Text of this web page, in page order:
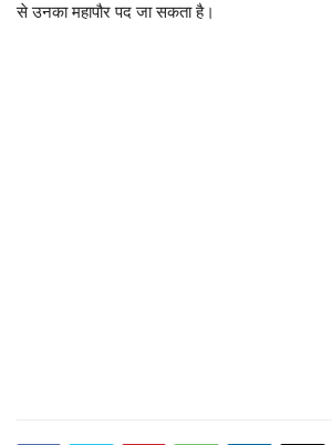
से उनका महापौर पद जा सकता है।